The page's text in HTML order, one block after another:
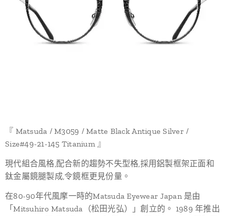
『 Matsuda / M3059 / Matte Black Antique Silver /
Size#49-21-145 Titanium 』
現代組合風格,配合新的趨勢不失型格,採用鋁製框架正面和
鈦金屬鏡腿製成,令鏡框更見份量。
在80-90年代風摩一時的Matsuda Eyewear Japan 是由
「Mitsuhiro Matsuda（松田光弘）」創立的。 1989 年推出